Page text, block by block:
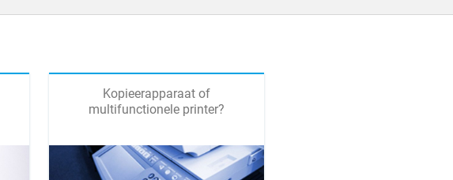
Kopieerapparaat of
multifunctionele printer?